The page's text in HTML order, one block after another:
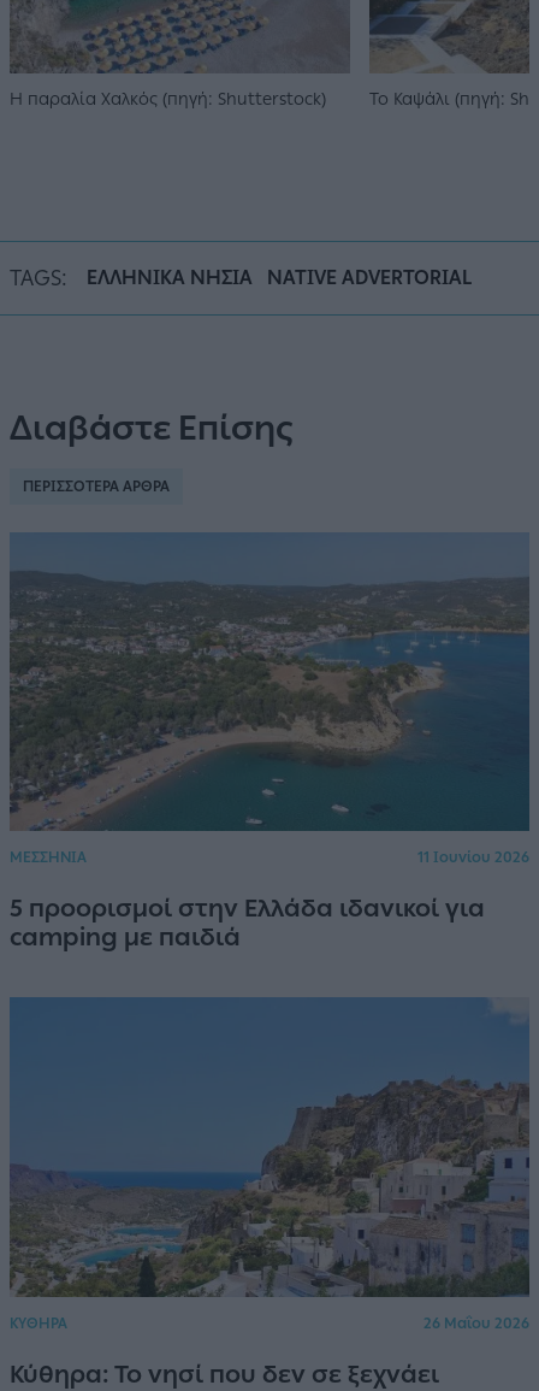
Η παραλία Χαλκός (πηγή: Shutterstock) To Καψάλι (πηγή:
TAGS: ΕΛΛΗΝΙΚΑ ΝΗΣΙΑ NATIVE ADVERTORIAL
Διαβάστε Επίσης
ΠΕΡΙΣΣΟΤΕΡΑ ΑΡΘΡΑ
ΜΕΣΣΗΝΙΑ 11 Ιουνίου 2026
5 προορισμοί στην Ελλάδα ιδανικοί για
camping με παιδιά
ΚΥΘΗΡΑ 26 Μαΐου 2026
Κύθηρα: Το νησί που δεν σε ξεχνάει